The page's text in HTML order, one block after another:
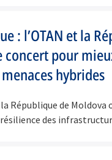
: l’OTAN et la
pour
hybrides
la République de
des